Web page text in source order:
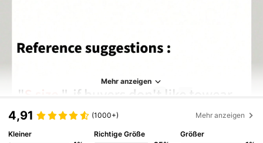
Mehr anzeigen
4,91 (1000+) Mehr anzeigen
Kleiner
Richtige Größe
Größer